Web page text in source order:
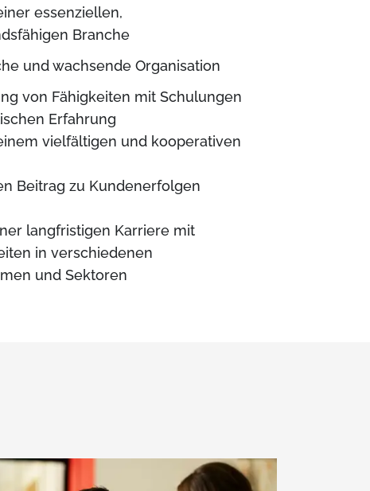
essenziellen,
Branche
und wachsende Organisation
von Fähigkeiten mit Schulungen
Erfahrung
vielfältigen und kooperativen
Beitrag zu Kundenerfolgen
langfristigen Karriere mit
in verschiedenen
und Sektoren